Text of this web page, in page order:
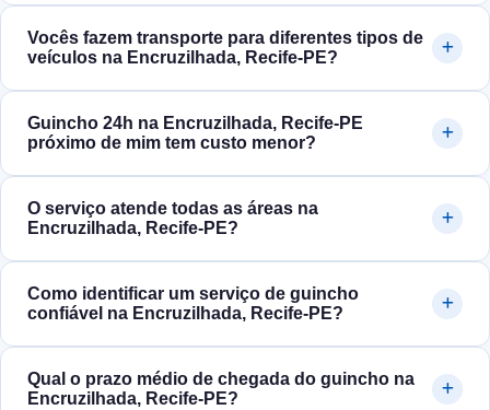
Vocês fazem transporte para diferentes tipos de
veículos na Encruzilhada, Recife‑PE?
Guincho 24h na Encruzilhada, Recife‑PE
próximo de mim tem custo menor?
O serviço atende todas as áreas na
Encruzilhada, Recife‑PE?
Como identificar um serviço de guincho
confiável na Encruzilhada, Recife‑PE?
Qual o prazo médio de chegada do guincho na
Encruzilhada, Recife‑PE?